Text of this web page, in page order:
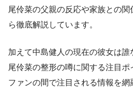
尾伶菜の父親の反応や家族との
ら徹底解説しています。
加えて中島健人の現在の彼女は
尾伶菜の整形の噂に関する注目ポ
ファンの間で注目される情報を網